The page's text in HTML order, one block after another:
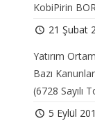
KobiPirin
21 Şubat
Yatırım
Bazı
(6728 Sayılı
5 Eylül